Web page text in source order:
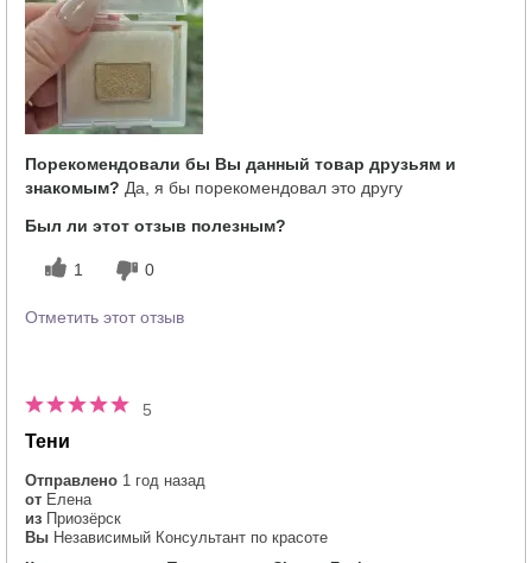
продукта?
Как отличается опыт использования
этого продукта от декоративной
косметики других брендов?
Порекомендовали бы Вы данный товар друзьям и
знакомым? Да, я бы порекомендовал это другу
Был ли этот отзыв полезным?
1 0
Отметить этот отзыв
5
Тени
Отправлено 1 год назад
от Елена
из Приозёрск
Вы Независимый Консультант по красоте